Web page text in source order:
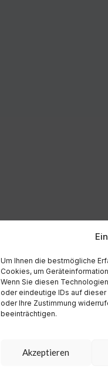
Um Ihnen die bestmögliche
Cookies, um
Wenn Sie diesen
oder eindeutige IDs auf
oder Ihre Zustimmung
beeinträchtigen.
Akzeptieren